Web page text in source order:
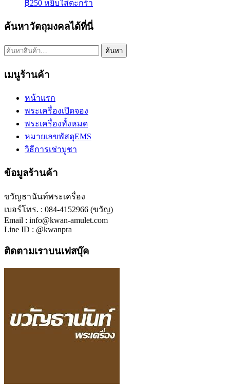
฿250 หยิบใส่ตะกร้า
ค้นหาวัตถุมงคลได้ที่นี่
ค้นหา: ค้นหา
เมนูร้านค้า
หน้าแรก
พระเครื่องเปิดจอง
พระเครื่องทั้งหมด
หมายเลขพัสดุEMS
วิธีการเช่าบูชา
ข้อมูลร้านค้า
ขวัญธานันท์พระเครื่อง
เบอร์โทร. : 084-4152966 (ขวัญ)
Email : info@kwan-amulet.com
Line ID : @kwanpra
ติดตามเราบนเฟสบุ๊ค